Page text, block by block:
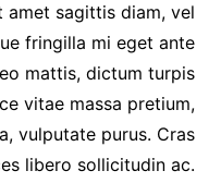
amet sagittis diam, vel
fringilla mi eget ante
mattis, dictum turpis
vitae massa pretium,
vulputate purus. Cras
libero sollicitudin ac.